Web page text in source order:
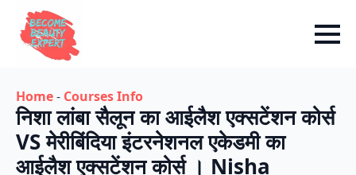
Home- Courses Info
निशा लांबा सैलून का आईलैश एक्सटेंशन कोर्स
VS मेरीबिंदिया इंटरनेशनल एकेडमी का
आईलैश एक्सटेंशन कोर्स । Nisha